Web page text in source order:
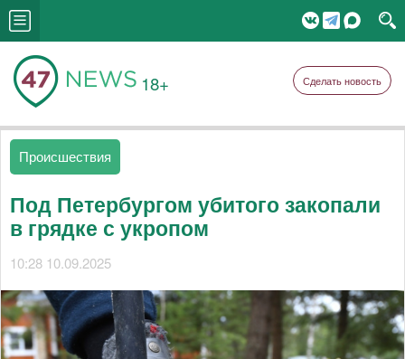
18+ Сделать новость
Происшествия
Под Петербургом убитого закопали
в грядке с укропом
10:28 10.09.2025